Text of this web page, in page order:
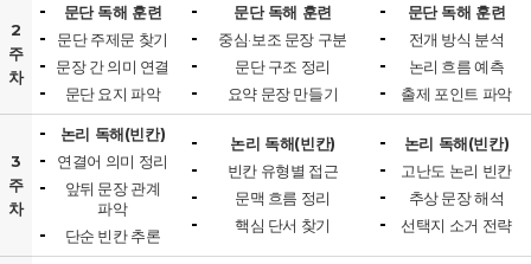
2
주
차
문단 독해 훈련
문단 주제문 찾기
문장 간 의미 연결
문단 요지 파악
문단 독해 훈련
중심·보조 문장 구분
문단 구조 정리
요약 문장 만들기
문단 독해 훈련
전개 방식 분석
논리 흐름 예측
출제 포인트 파악
3
주
차
논리 독해(빈칸)
연결어 의미 정리
앞뒤 문장 관계
파악
단순 빈칸 추론
논리 독해(빈칸)
빈칸 유형별 접근
문맥 흐름 정리
핵심 단서 찾기
논리 독해(빈칸)
고난도 논리 빈칸
추상 문장 해석
선택지 소거 전략